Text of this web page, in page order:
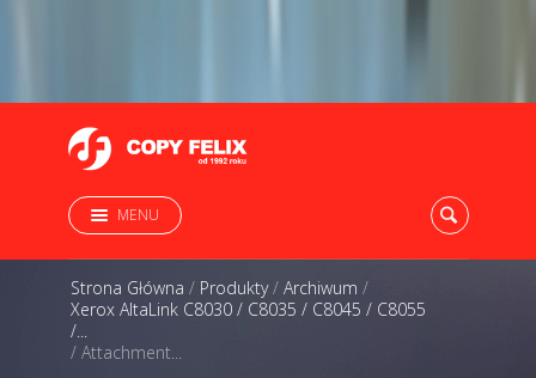
MENU
Strona Główna / Produkty/ Archiwum /
Xerox AltaLink C8030 / C8035 / C8045 / C8055
/...
/ Attachment...